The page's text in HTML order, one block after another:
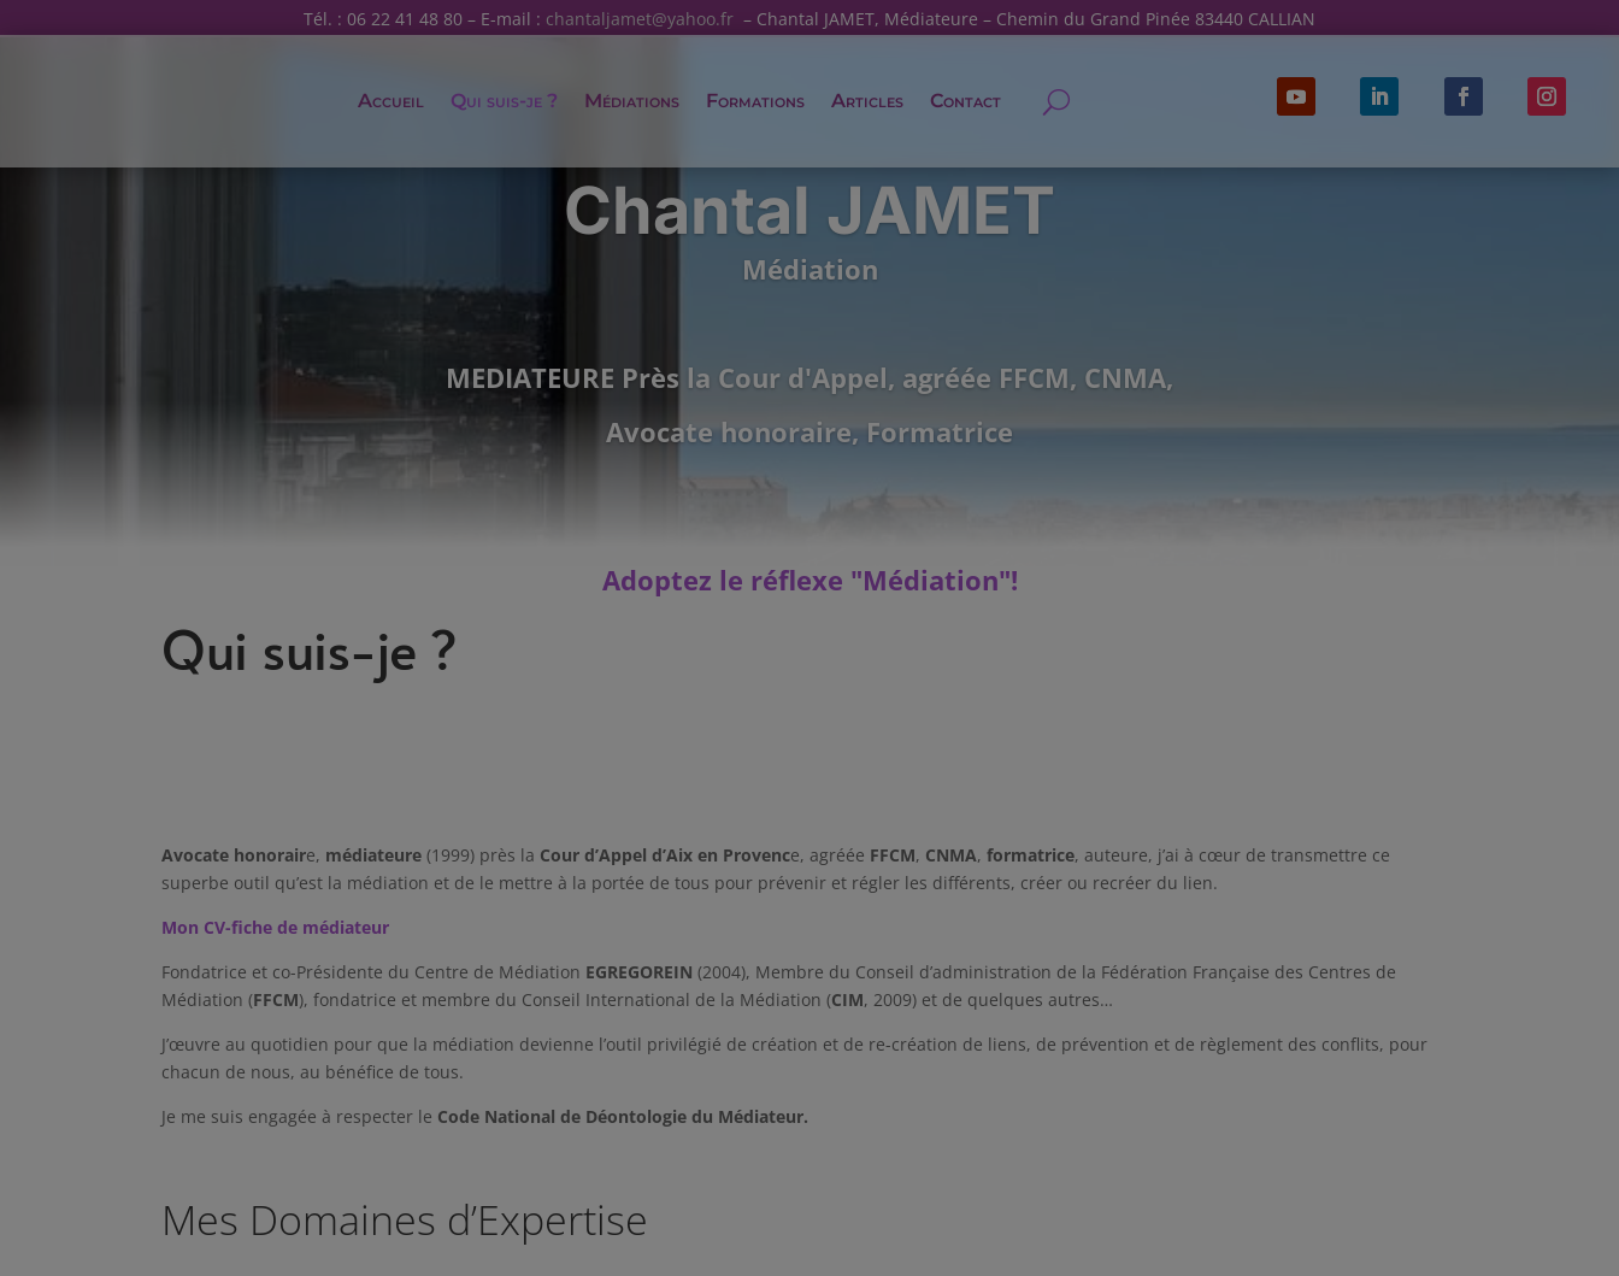
Tél. : 06 22 41 48 80 – E-mail : chantaljamet@yahoo.fr – Chantal JAMET, Médiateure – Chemin du Grand Pinée 83440 CALLIAN
Accueil Qui suis-je ? Médiations Formations Articles Contact
Chantal JAMET
Médiation
MEDIATEURE Près la Cour d'Appel, agréée FFCM, CNMA,
Avocate honoraire, Formatrice
Adoptez le réflexe "Médiation"!
Qui suis-je ?
Avocate honoraire, médiateure (1999) près la Cour d’Appel d’Aix en Provence, agréée FFCM, CNMA,formatrice, auteure, j’ai à cœur de transmettre ce
superbe outil qu’est la médiation et de le mettre à la portée de tous pour prévenir et régler les différents, créer ou recréer du lien.
Mon CV-fiche de médiateur
Fondatrice et co-Présidente du Centre de Médiation EGREGOREIN (2004), Membre du Conseil d’administration de la Fédération Française des Centres de
Médiation (FFCM), fondatrice et membre du Conseil International de la Médiation (CIM, 2009) et de quelques autres…
J’œuvre au quotidien pour que la médiation devienne l’outil privilégié de création et de re-création de liens, de prévention et de règlement des conflits, pour
chacun de nous, au bénéfice de tous.
Je me suis engagée à respecter le Code National de Déontologie du Médiateur.
Mes Domaines d’Expertise